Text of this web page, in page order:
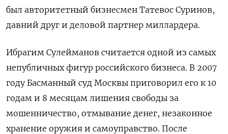
был авторитетный бизнесмен Татевос Суринов,
давний друг и деловой партнер миллардера.
Ибрагим Сулейманов считается одной из самых
непубличных фигур российского бизнеса. В 2007
году Басманный суд Москвы приговорил его к 10
годам и 8 месяцам лишения свободы за
мошенничество, отмывание денег, незаконное
хранение оружия и самоуправство. После